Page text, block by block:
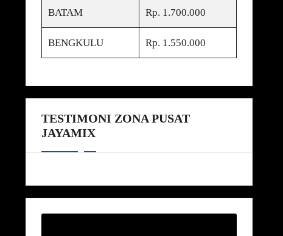
BATAM Rp. 1.700.000
BENGKULU Rp. 1.550.000
TESTIMONI ZONA PUSAT
JAYAMIX